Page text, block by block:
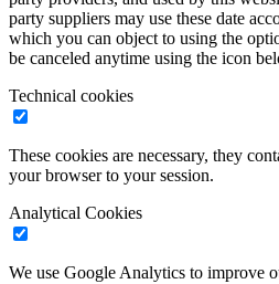
party suppliers may use these date
which you can object to using the
be canceled anytime using the icon
Technical cookies
These cookies are necessary, they
your browser to your session.
Analytical Cookies
We use Google Analytics to improve